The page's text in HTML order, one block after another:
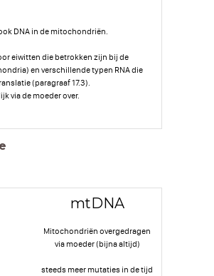
DNA in de mitochondriën.
eiwitten die betrokken zijn bij de
en verschillende typen RNA die
(paragraaf 17.3).
via de moeder over.
mtDNA
Mitochondriën overgedragen
via moeder (bijna altijd)
steeds meer mutaties in de tijd